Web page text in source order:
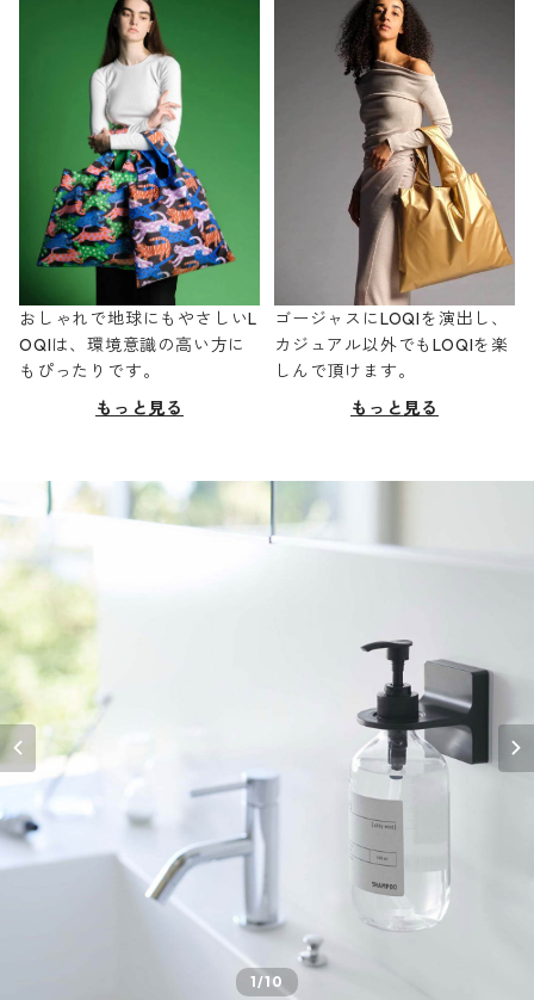
おしゃれで地球にもやさしいL
OQIは、環境意識の高い方に
もぴったりです。
もっと見る
ゴージャスにLOQIを演出し、
カジュアル以外でもLOQIを楽
しんで頂けます。
もっと見る
1/10